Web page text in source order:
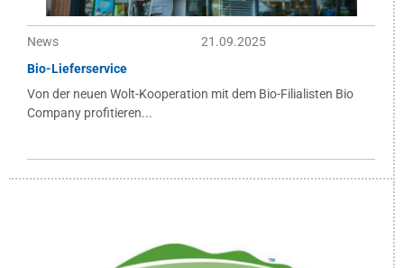
News
21.09.2025
Bio-Lieferservice
Von der neuen Wolt-Kooperation mit dem Bio-Filialisten Bio
Company profitieren...